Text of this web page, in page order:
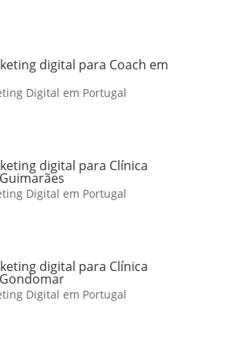
digital para Coach em
Digital em Portugal
digital para Clínica
Digital em Portugal
digital para Clínica
Digital em Portugal